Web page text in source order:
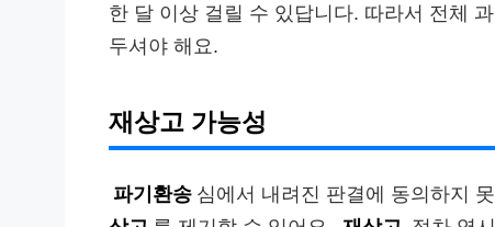
한 달 이상 걸릴 수 있답니다. 따라서 전체
두셔야 해요.
재상고 가능성
파기환송 심에서 내려진 판결에 동의하지